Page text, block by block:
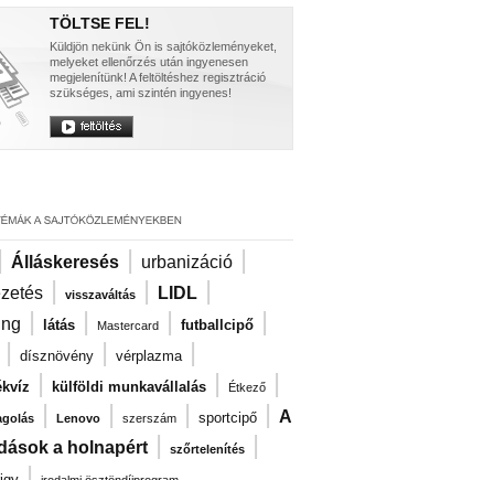
TÖLTSE FEL!
Küldjön nekünk Ön is sajtóközleményeket,
melyeket ellenőrzés után ingyenesen
megjelenítünk! A feltöltéshez regisztráció
szükséges, ami szintén ingyenes!
Álláskeresés | urbanizáció |
| visszaváltás | LIDL |
| látás | Mastercard | futballcipő |
dísznövény | vérplazma |
| külföldi munkavállalás | Étkező |
| Lenovo | szerszám | sportcipő | A
a holnapért | szőrtelenítés |